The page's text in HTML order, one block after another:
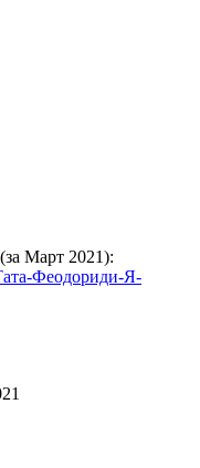
Март 2021):
Феодориди-Я-